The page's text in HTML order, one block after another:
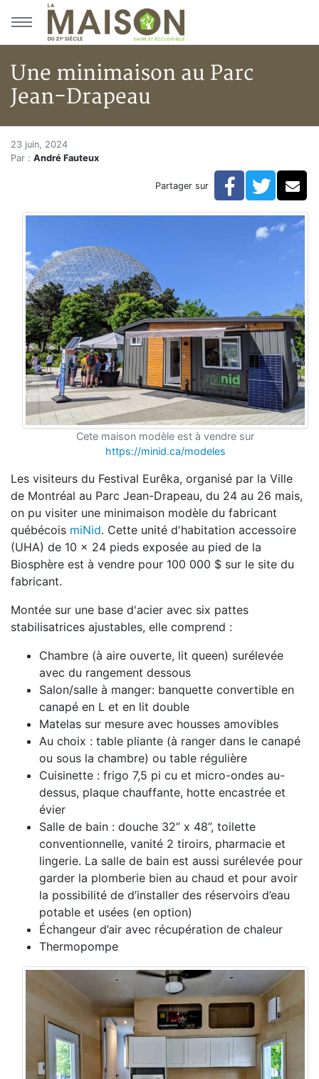
Aller au menu principal
Aller au contenu principal
Une minimaison au Parc
Jean-Drapeau
Accueil
Articles
Une minimaison au Parc Jean-Drapeau
Une minimaison au Parc
23 juin, 2024
Par : André Fauteux
Partager sur Facebook
Cete maison modèle est à vendre sur
https://minid.ca/modeles
Les visiteurs du Festival Eurêka, organisé par la Ville
de Montréal au Parc Jean-Drapeau, du 24 au 26 mais,
on pu visiter une minimaison modèle du fabricant
québécois miNid. Cette unité d'habitation accessoire
(UHA) de 10 x 24 pieds exposée au pied de la
Biosphère est à vendre pour 100 000 $ sur le site du
fabricant.
Montée sur une base d'acier avec six pattes
stabilisatrices ajustables, elle comprend :
Chambre (à aire ouverte, lit queen) surélevée
avec du rangement dessous
Salon/salle à manger: banquette convertible en
canapé en L et en lit double
Matelas sur mesure avec housses amovibles
Au choix : table pliante (à ranger dans le canapé
ou sous la chambre) ou table régulière
Cuisinette : frigo 7,5 pi cu et micro-ondes au-
dessus, plaque chauffante, hotte encastrée et
évier
Salle de bain : douche 32” x 48”, toilette
conventionnelle, vanité 2 tiroirs, pharmacie et
lingerie. La salle de bain est aussi surélevée pour
garder la plomberie bien au chaud et pour avoir
la possibilité de d’installer des réservoirs d’eau
potable et usées (en option)
Échangeur d’air avec récupération de chaleur
Thermopompe